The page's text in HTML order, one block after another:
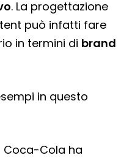
. La progettazione
può infatti fare
in termini di brand
in questo
Coca-Cola ha